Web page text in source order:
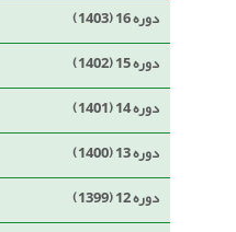
دوره 16 (1403)
دوره 15 (1402)
دوره 14 (1401)
دوره 13 (1400)
دوره 12 (1399)